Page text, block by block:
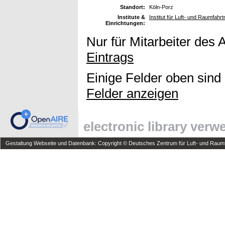
Standort:
Köln-Porz
Institute &
Einrichtungen:
Institut für Luft- und
Nur für Mitarbeiter des
Eintrags
Einige Felder oben
Felder anzeigen
electronic library
Gestaltung Webseite und Datenbank: Copyright © Deutsches Zentrum für Luft- und